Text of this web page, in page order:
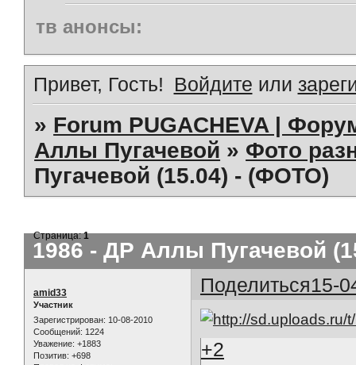
тв анонсы:
Привет, Гость! Войдите или
» Forum PUGACHEVA |
Аллы Пугачевой » Фото
Пугачевой (15.04) - (ФОТО)
1986 - ДР Аллы Пугачевой
Страница:1
Поделиться15-
amid33
Участник
Зарегистрирован: 10-08-2010
Сообщений: 1224
Уважение: +1883
Позитив: +698
+2